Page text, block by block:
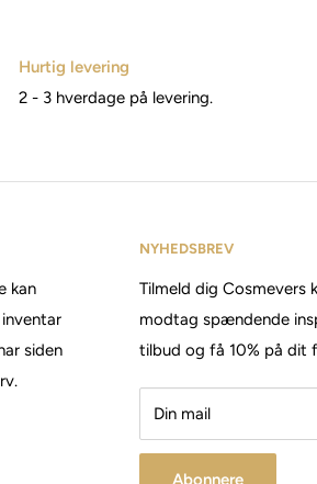
Hurtig levering
2 - 3 hverdage på levering.
kan
siden
NYHEDSBREV
Tilmeld dig Cosmevers
modtag spændende
tilbud og få 10% på dit
Din mail
Abonnere